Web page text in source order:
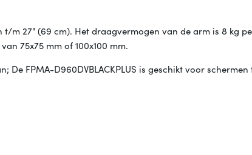
m 27" (69 cm). Het draagvermogen van de arm is 8 kg
75x75 mm of 100x100 mm.
De FPMA-D960DVBLACKPLUS is geschikt voor